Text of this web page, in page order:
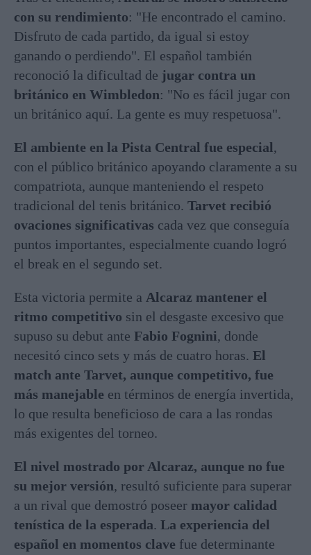
con su rendimiento: "He encontrado el camino.
Disfruto de cada partido, da igual si estoy
ganando o perdiendo". El español también
reconoció la dificultad de jugar contra un
británico en Wimbledon: "No es fácil jugar con
un británico aquí. La gente es muy respetuosa".
El ambiente en la Pista Central fue especial,
con el público británico apoyando claramente a su
compatriota, aunque manteniendo el respeto
tradicional del tenis británico. Tarvet recibió
ovaciones significativas cada vez que conseguía
puntos importantes, especialmente cuando logró
el break en el segundo set.
Esta victoria permite a Alcaraz mantener el
ritmo competitivo sin el desgaste excesivo que
supuso su debut ante Fabio Fognini, donde
necesitó cinco sets y más de cuatro horas. El
match ante Tarvet, aunque competitivo, fue
más manejable en términos de energía invertida,
lo que resulta beneficioso de cara a las rondas
más exigentes del torneo.
El nivel mostrado por Alcaraz, aunque no fue
su mejor versión, resultó suficiente para superar
a un rival que demostró poseer mayor calidad
tenística de la esperada. La experiencia del
español en momentos clave fue determinante